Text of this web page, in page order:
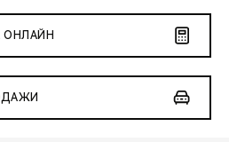
ОНЛАЙН